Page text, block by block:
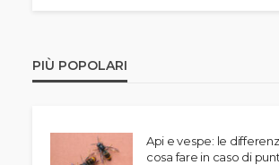
PIÙ POPOLARI
Api e vespe: le
cosa fare in caso di